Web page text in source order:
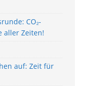
CO₂-
aller Zeiten!
auf: Zeit für